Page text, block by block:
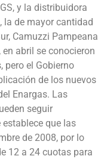
y la distribuidora
la de mayor cantidad
Camuzzi Pampeana
abril se conocieron
pero el Gobierno
de los nuevos
Enargas. Las
seguir
establece que las
de 2008, por lo
12 a 24 cuotas para